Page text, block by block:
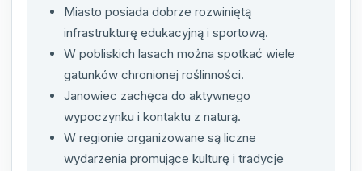
Miasto posiada dobrze rozwiniętą
infrastrukturę edukacyjną i sportową.
W pobliskich lasach można spotkać wiele
gatunków chronionej roślinności.
Janowiec zachęca do aktywnego
wypoczynku i kontaktu z naturą.
W regionie organizowane są liczne
wydarzenia promujące kulturę i tradycje